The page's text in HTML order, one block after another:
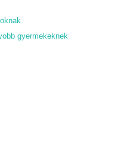
gyermekeknek